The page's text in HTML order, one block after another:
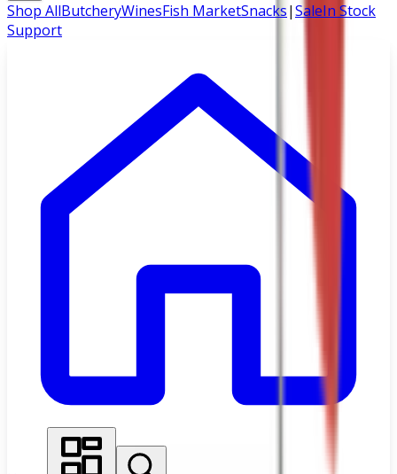
Shop AllButcheryWinesFish MarketSnacks|SaleIn Stock
Support